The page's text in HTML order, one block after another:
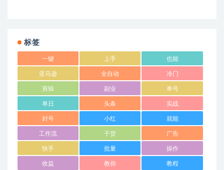
标签
一键 上手 也能
亚马逊 全自动 冷门
剪辑 副业 单号
单日 头条 实战
封号 小红 就能
工作流 干货 广告
快手 批量 操作
收益 教你 教程